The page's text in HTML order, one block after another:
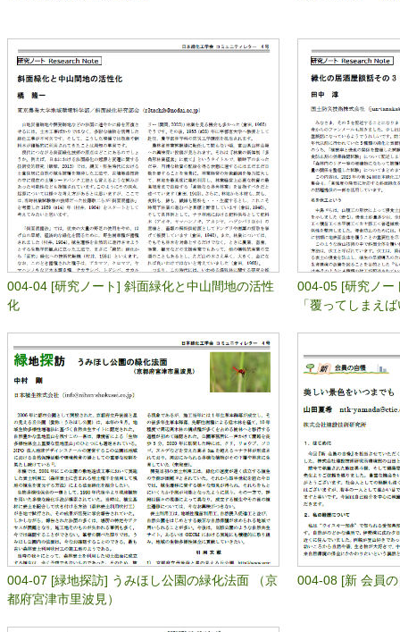
004-04 [研究ノート] 斜面緑化と中山間地の活性
化
004-05 [研究ノー
「覆ってしまえ
004-07 [緑地探訪] うみほし公園の緑化法面 （京
都府宮津市里波見）
004-08 [新 会員